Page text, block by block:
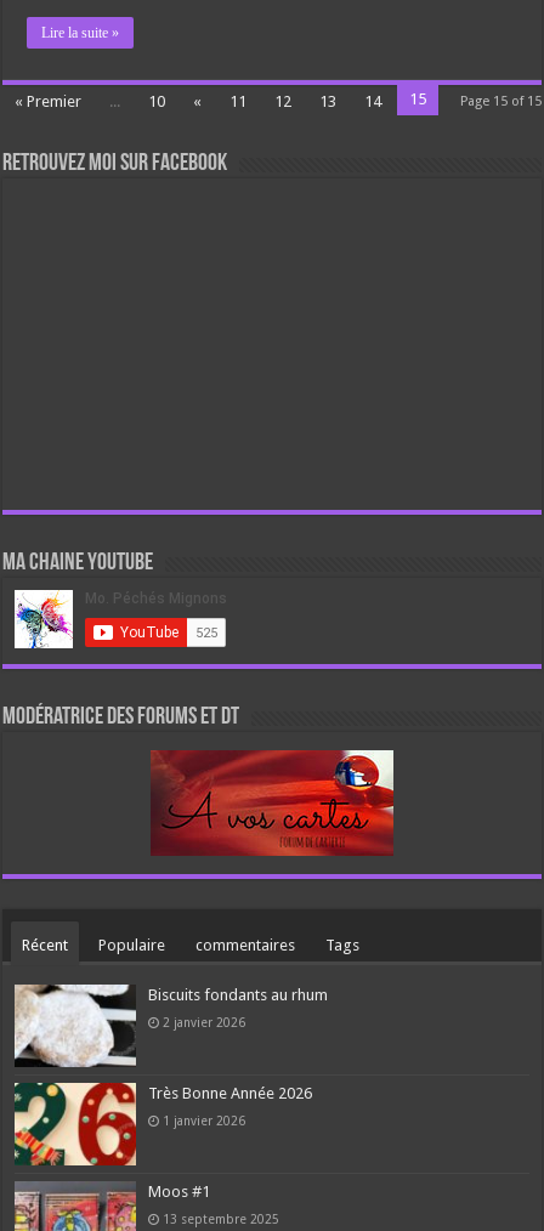
Lire la suite »
Page 15 of 15
« Premier ... 10 « 11 12 13 14 15
Retrouvez moi sur Facebook
Ma chaine Youtube
Modératrice des forums et DT
Récent Populaire commentaires Tags
Biscuits fondants au rhum
2 janvier 2026
Très Bonne Année 2026
1 janvier 2026
Moos #1
13 septembre 2025